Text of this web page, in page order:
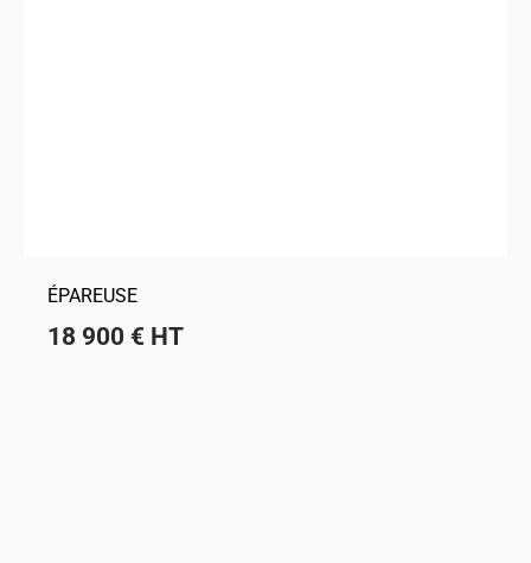
ÉPAREUSE
18 900 € HT